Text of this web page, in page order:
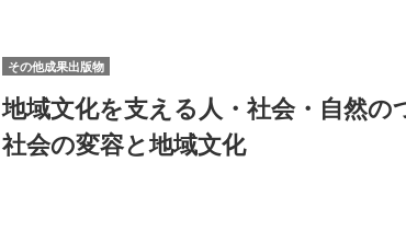
その他成果出版物
地域文化を支える人・社会・自然
社会の変容と地域文化